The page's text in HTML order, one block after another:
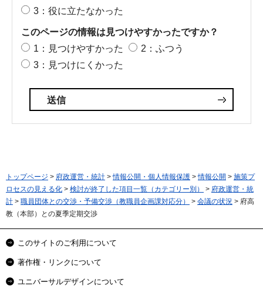
3：役に立たなかった
このページの情報は見つけやすかったですか？
1：見つけやすかった
2：ふつう
3：見つけにくかった
トップページ > 府政運営・統計 >情報公開・個人情報保護 >情報公開 > 施策プ
ロセスの見える化 > 検討が終了した項目一覧（カテゴリー別） > 府政運営・統
計 > 職員団体との交渉・予備交渉（教職員企画課対応分） > 会議の状況 > 府高
教（本部）との夏季定期交渉
このサイトのご利用について
著作権・リンクについて
ユニバーサルデザインについて